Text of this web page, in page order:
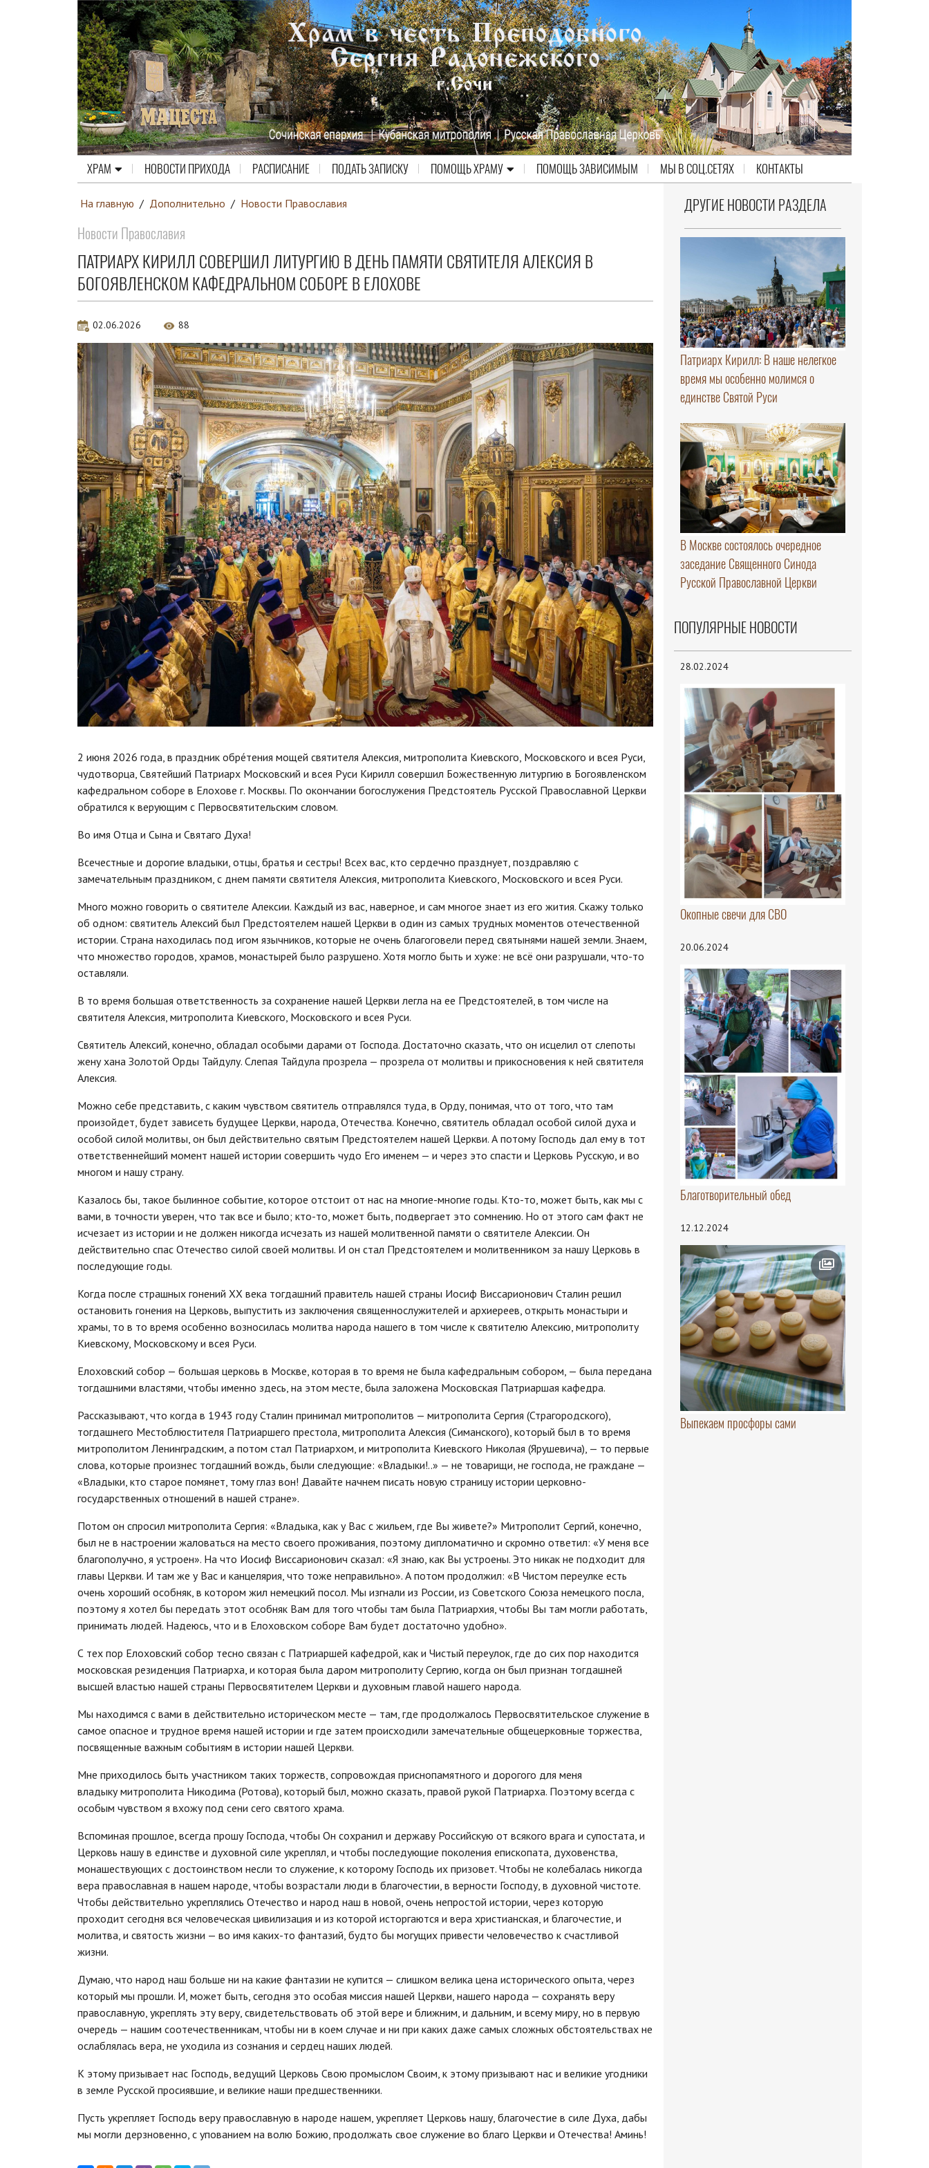
ХРАМ НОВОСТИ ПРИХОДА РАСПИСАНИЕ ПОДАТЬ ЗАПИСКУ ПОМОЩЬ ХРАМУ ПОМОЩЬ ЗАВИСИМЫМ МЫ В СОЦ.СЕТЯХ КОНТАКТЫ
На главную / Дополнительно / Новости Православия
Новости Православия
ПАТРИАРХ КИРИЛЛ СОВЕРШИЛ ЛИТУРГИЮ В ДЕНЬ ПАМЯТИ СВЯТИТЕЛЯ АЛЕКСИЯ В
БОГОЯВЛЕНСКОМ КАФЕДРАЛЬНОМ СОБОРЕ В ЕЛОХОВЕ
02.06.2026 88
2 июня 2026 года, в праздник обре́тения мощей святителя Алексия, митрополита Киевского, Московского и всея Руси,
чудотворца, Святейший Патриарх Московский и всея Руси Кирилл совершил Божественную литургию в Богоявленском
кафедральном соборе в Елохове г. Москвы. По окончании богослужения Предстоятель Русской Православной Церкви
обратился к верующим с Первосвятительским словом.
Во имя Отца и Сына и Святаго Духа!
Всечестные и дорогие владыки, отцы, братья и сестры! Всех вас, кто сердечно празднует, поздравляю с
замечательным праздником, с днем памяти святителя Алексия, митрополита Киевского, Московского и всея Руси.
Много можно говорить о святителе Алексии. Каждый из вас, наверное, и сам многое знает из его жития. Скажу только
об одном: святитель Алексий был Предстоятелем нашей Церкви в один из самых трудных моментов отечественной
истории. Страна находилась под игом язычников, которые не очень благоговели перед святынями нашей земли. Знаем,
что множество городов, храмов, монастырей было разрушено. Хотя могло быть и хуже: не всё они разрушали, что-то
оставляли.
В то время большая ответственность за сохранение нашей Церкви легла на ее Предстоятелей, в том числе на
святителя Алексия, митрополита Киевского, Московского и всея Руси.
Святитель Алексий, конечно, обладал особыми дарами от Господа. Достаточно сказать, что он исцелил от слепоты
жену хана Золотой Орды Тайдулу. Слепая Тайдула прозрела — прозрела от молитвы и прикосновения к ней святителя
Алексия.
Можно себе представить, с каким чувством святитель отправлялся туда, в Орду, понимая, что от того, что там
произойдет, будет зависеть будущее Церкви, народа, Отечества. Конечно, святитель обладал особой силой духа и
особой силой молитвы, он был действительно святым Предстоятелем нашей Церкви. А потому Господь дал ему в тот
ответственнейший момент нашей истории совершить чудо Его именем — и через это спасти и Церковь Русскую, и во
многом и нашу страну.
Казалось бы, такое былинное событие, которое отстоит от нас на многие-многие годы. Кто-то, может быть, как мы с
вами, в точности уверен, что так все и было; кто-то, может быть, подвергает это сомнению. Но от этого сам факт не
исчезает из истории и не должен никогда исчезать из нашей молитвенной памяти о святителе Алексии. Он
действительно спас Отечество силой своей молитвы. И он стал Предстоятелем и молитвенником за нашу Церковь в
последующие годы.
Когда после страшных гонений XX века тогдашний правитель нашей страны Иосиф Виссарионович Сталин решил
остановить гонения на Церковь, выпустить из заключения священнослужителей и архиереев, открыть монастыри и
храмы, то в то время особенно возносилась молитва народа нашего в том числе к святителю Алексию, митрополиту
Киевскому, Московскому и всея Руси.
Елоховский собор — большая церковь в Москве, которая в то время не была кафедральным собором, — была передана
тогдашними властями, чтобы именно здесь, на этом месте, была заложена Московская Патриаршая кафедра.
Рассказывают, что когда в 1943 году Сталин принимал митрополитов — митрополита Сергия (Страгородского),
тогдашнего Местоблюстителя Патриаршего престола, митрополита Алексия (Симанского), который был в то время
митрополитом Ленинградским, а потом стал Патриархом, и митрополита Киевского Николая (Ярушевича), — то первые
слова, которые произнес тогдашний вождь, были следующие: «Владыки!..» — не товарищи, не господа, не граждане —
«Владыки, кто старое помянет, тому глаз вон! Давайте начнем писать новую страницу истории церковно-
государственных отношений в нашей стране».
Потом он спросил митрополита Сергия: «Владыка, как у Вас с жильем, где Вы живете?» Митрополит Сергий, конечно,
был не в настроении жаловаться на место своего проживания, поэтому дипломатично и скромно ответил: «У меня все
благополучно, я устроен». На что Иосиф Виссарионович сказал: «Я знаю, как Вы устроены. Это никак не подходит для
главы Церкви. И там же у Вас и канцелярия, что тоже неправильно». А потом продолжил: «В Чистом переулке есть
очень хороший особняк, в котором жил немецкий посол. Мы изгнали из России, из Советского Союза немецкого посла,
поэтому я хотел бы передать этот особняк Вам для того чтобы там была Патриархия, чтобы Вы там могли работать,
принимать людей. Надеюсь, что и в Елоховском соборе Вам будет достаточно удобно».
С тех пор Елоховский собор тесно связан с Патриаршей кафедрой, как и Чистый переулок, где до сих пор находится
московская резиденция Патриарха, и которая была даром митрополиту Сергию, когда он был признан тогдашней
высшей властью нашей страны Первосвятителем Церкви и духовным главой нашего народа.
Мы находимся с вами в действительно историческом месте — там, где продолжалось Первосвятительское служение в
самое опасное и трудное время нашей истории и где затем происходили замечательные общецерковные торжества,
посвященные важным событиям в истории нашей Церкви.
Мне приходилось быть участником таких торжеств, сопровождая приснопамятного и дорогого для меня
владыку митрополита Никодима (Ротова), который был, можно сказать, правой рукой Патриарха. Поэтому всегда с
особым чувством я вхожу под сени сего святого храма.
Вспоминая прошлое, всегда прошу Господа, чтобы Он сохранил и державу Российскую от всякого врага и супостата, и
Церковь нашу в единстве и духовной силе укреплял, и чтобы последующие поколения епископата, духовенства,
монашествующих с достоинством несли то служение, к которому Господь их призовет. Чтобы не колебалась никогда
вера православная в нашем народе, чтобы возрастали люди в благочестии, в верности Господу, в духовной чистоте.
Чтобы действительно укреплялись Отечество и народ наш в новой, очень непростой истории, через которую
проходит сегодня вся человеческая цивилизация и из которой исторгаются и вера христианская, и благочестие, и
молитва, и святость жизни — во имя каких-то фантазий, будто бы могущих привести человечество к счастливой
жизни.
Думаю, что народ наш больше ни на какие фантазии не купится — слишком велика цена исторического опыта, через
который мы прошли. И, может быть, сегодня это особая миссия нашей Церкви, нашего народа — сохранять веру
православную, укреплять эту веру, свидетельствовать об этой вере и ближним, и дальним, и всему миру, но в первую
очередь — нашим соотечественникам, чтобы ни в коем случае и ни при каких даже самых сложных обстоятельствах не
ослаблялась вера, не уходила из сознания и сердец наших людей.
К этому призывает нас Господь, ведущий Церковь Свою промыслом Своим, к этому призывают нас и великие угодники
в земле Русской просиявшие, и великие наши предшественники.
Пусть укрепляет Господь веру православную в народе нашем, укрепляет Церковь нашу, благочестие в силе Духа, дабы
мы могли дерзновенно, с упованием на волю Божию, продолжать свое служение во благо Церкви и Отечества! Аминь!
ДРУГИЕ НОВОСТИ РАЗДЕЛА
Патриарх Кирилл: В наше нелегкое
время мы особенно молимся о
единстве Святой Руси
В Москве состоялось очередное
заседание Священного Синода
Русской Православной Церкви
ПОПУЛЯРНЫЕ НОВОСТИ
28.02.2024
Окопные свечи для СВО
20.06.2024
Благотворительный обед
12.12.2024
Выпекаем просфоры сами